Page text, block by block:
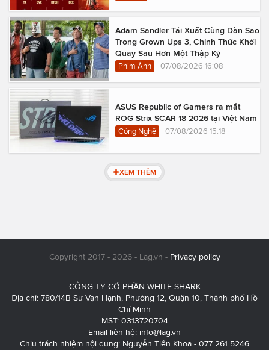
Adam Sandler Tái Xuất Cùng Dàn Sao
Trong Grown Ups 3, Chính Thức Khởi
Quay Sau Hơn Một Thập Kỷ
Phim Ảnh 07/08/2026 16:08
ASUS Republic of Gamers ra mắt
ROG Strix SCAR 18 2026 tại Việt Nam
Công Nghệ 07/08/2026 15:18
XEM THÊM
Copyright 2017 - 2026 - Lag.vn - Privacy policy
CÔNG TY CỔ PHẦN WHITE SHARK
Địa chỉ: 780/14B Sư Vạn Hạnh, Phường 12, Quận 10, Thành phố Hồ
Chí Minh
MST: 0313720704
Email liên hệ: info@lag.vn
Chịu trách nhiệm nội dung: Nguyễn Tiến Khoa - 077 261 5246